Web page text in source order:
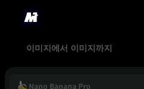
이미지에서 이미지까지
Nano Banana Pro